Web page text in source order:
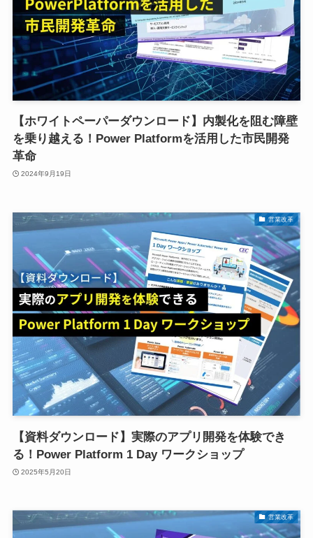
【ホワイトペーパーダウンロード】内製化を阻む障壁
を乗り越える！Power Platformを活用した市民開発
革命
2024年9月19日
営業改革
【資料ダウンロード】実際のアプリ開発を体験でき
る！Power Platform 1 Day ワークショップ
2025年5月20日
営業改革